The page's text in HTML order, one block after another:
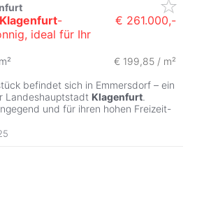
Klagenfurt-
ideal für Ihr
€ 261.000,-
€ 199,85 / m²
befindet sich in Emmersdorf – ein
Landeshauptstadt Klagenfurt.
und für ihren hohen Freizeit-